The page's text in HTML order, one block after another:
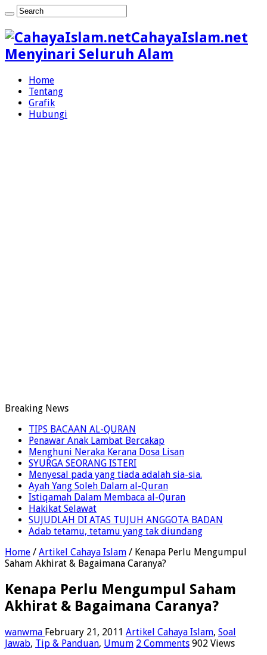
CahayaIslam.net
Menyinari Seluruh Alam
Home
Tentang
Grafik
Hubungi
Breaking News
TIPS BACAAN AL-QURAN
Penawar Anak Lambat Bercakap
Menghuni Neraka Kerana Dosa Lisan
SYURGA SEORANG ISTERI
Menyesal pada yang tiada adalah sia-sia.
Ayah Yang Soleh Dalam al-Quran
Istiqamah Dalam Membaca al-Quran
Hakikat Selawat
SUJUDLAH DI ATAS TUJUH ANGGOTA BADAN
Adab tetamu, tetamu yang tak diundang
Home / Artikel Cahaya Islam / Kenapa Perlu Mengumpul
Saham Akhirat & Bagaimana Caranya?
Kenapa Perlu Mengumpul Saham
Akhirat & Bagaimana Caranya?
wanwma February 21, 2011 Artikel Cahaya Islam, Soal
Jawab, Tip & Panduan, Umum 2 Comments 902 Views